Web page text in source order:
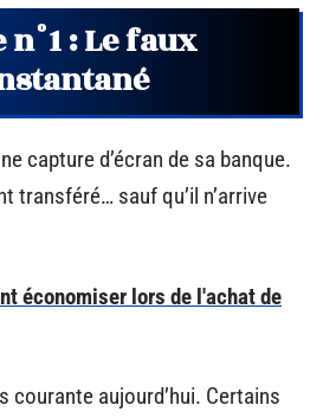
: Le faux
capture d’écran de sa banque.
transféré… sauf qu’il n’arrive
économiser lors de l'achat de
courante aujourd’hui. Certains